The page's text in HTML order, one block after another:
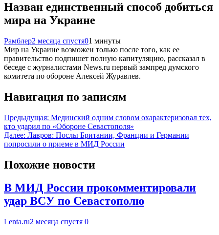
Назван единственный способ добиться
мира на Украине
Рамблер2 месяца спустя01 минуты
Мир на Украине возможен только после того, как ее
правительство подпишет полную капитуляцию, рассказал в
беседе с журналистами News.ru первый зампред думского
комитета по обороне Алексей Журавлев.
Навигация по записям
Предыдущая: Мединский одним словом охарактеризовал тех,
кто ударил по «Обороне Севастополя»
Далее: Лавров: Послы Британии, Франции и Германии
попросили о приеме в МИД России
Похожие новости
В МИД России прокомментировали
удар ВСУ по Севастополю
Lenta.ru2 месяца спустя 0